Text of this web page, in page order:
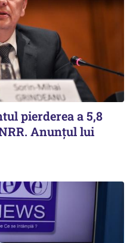
pierderea a 5,8
Anunțul lui